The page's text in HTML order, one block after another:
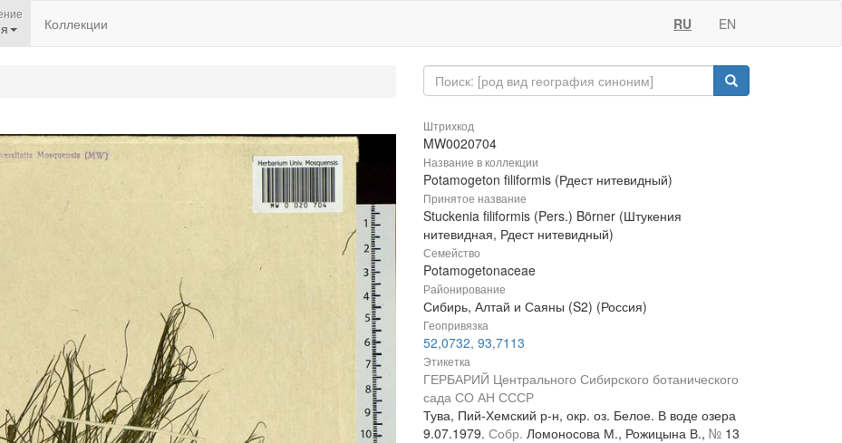
Коллекции RU EN
Штрихкод
MW0020704
Название в коллекции
Potamogeton filiformis (Рдест нитевидный)
Принятое название
Stuckenia filiformis (Pers.) Börner (Штукения
нитевидная, Рдест нитевидный)
Семейство
Potamogetonaceae
Районирование
Сибирь, Алтай и Саяны (S2) (Россия)
Геопривязка
52,0732, 93,7113
Этикетка
ГЕРБАРИЙ Центрального Сибирского ботанического
сада СО АН СССР
Тува, Пий-Хемский р-н, окр. оз. Белое. В воде озера
9.07.1979. Собр. Ломоносова М., Рожицына В., № 13